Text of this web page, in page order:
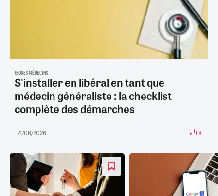
JEUNES MÉDECINS
S'installer en libéral en tant que
médecin généraliste : la checklist
complète des démarches
21/06/2026 0